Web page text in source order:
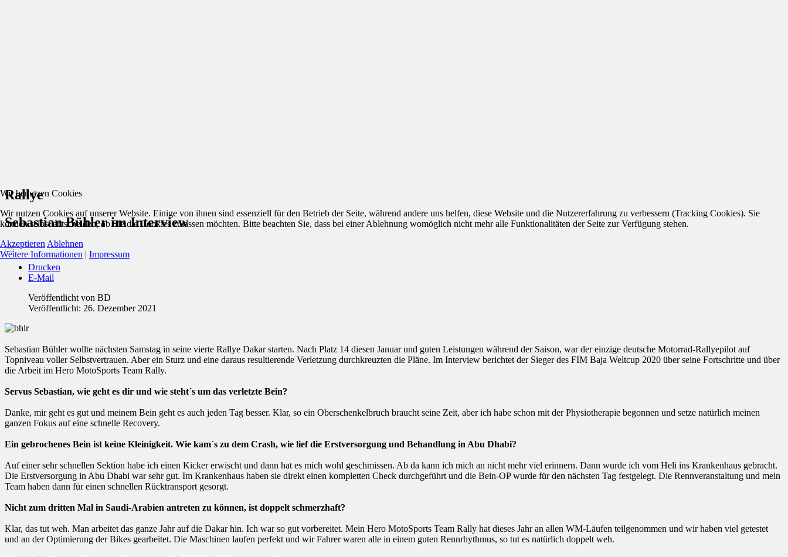
Rallye
Sebastian Bühler im Interview
Drucken
E-Mail
Veröffentlicht von BD
Veröffentlicht: 26. Dezember 2021
Sebastian Bühler wollte nächsten Samstag in seine vierte Rallye Dakar starten. Nach Platz 14 diesen Januar und guten Leistungen während der Saison, war der einzige deutsche Motorrad-Rallyepilot auf
Topniveau voller Selbstvertrauen. Aber ein Sturz und eine daraus resultierende Verletzung durchkreuzten die Pläne. Im Interview berichtet der Sieger des FIM Baja Weltcup 2020 über seine Fortschritte und über
die Arbeit im Hero MotoSports Team Rally.
Servus Sebastian, wie geht es dir und wie steht´s um das verletzte Bein?
Danke, mir geht es gut und meinem Bein geht es auch jeden Tag besser. Klar, so ein Oberschenkelbruch braucht seine Zeit, aber ich habe schon mit der Physiotherapie begonnen und setze natürlich meinen
ganzen Fokus auf eine schnelle Recovery.
Ein gebrochenes Bein ist keine Kleinigkeit. Wie kam´s zu dem Crash, wie lief die Erstversorgung und Behandlung in Abu Dhabi?
Auf einer sehr schnellen Sektion habe ich einen Kicker erwischt und dann hat es mich wohl geschmissen. Ab da kann ich mich an nicht mehr viel erinnern. Dann wurde ich vom Heli ins Krankenhaus gebracht.
Die Erstversorgung in Abu Dhabi war sehr gut. Im Krankenhaus haben sie direkt einen kompletten Check durchgeführt und die Bein-OP wurde für den nächsten Tag festgelegt. Die Rennveranstaltung und mein
Team haben dann für einen schnellen Rücktransport gesorgt.
Nicht zum dritten Mal in Saudi-Arabien antreten zu können, ist doppelt schmerzhaft?
Klar, das tut weh. Man arbeitet das ganze Jahr auf die Dakar hin. Ich war so gut vorbereitet. Mein Hero MotoSports Team Rally hat dieses Jahr an allen WM-Läufen teilgenommen und wir haben viel getestet
und an der Optimierung der Bikes gearbeitet. Die Maschinen laufen perfekt und wir Fahrer waren alle in einem guten Rennrhythmus, so tut es natürlich doppelt weh.
Wir benutzen Cookies
Wir nutzen Cookies auf unserer Website. Einige von ihnen sind essenziell für den Betrieb der Seite, während andere uns helfen, diese Website und die Nutzererfahrung zu verbessern (Tracking Cookies). Sie
können selbst entscheiden, ob Sie die Cookies zulassen möchten. Bitte beachten Sie, dass bei einer Ablehnung womöglich nicht mehr alle Funktionalitäten der Seite zur Verfügung stehen.
Akzeptieren Ablehnen
Weitere Informationen | Impressum